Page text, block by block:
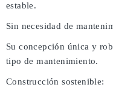
estable.
Sin necesidad de
Su concepción única y
tipo de mantenimiento.
Construcción sostenible: